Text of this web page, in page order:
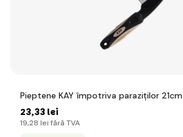
Pieptene KAY împotriva paraziților 21cm
23,33 lei
19,28 lei fără TVA